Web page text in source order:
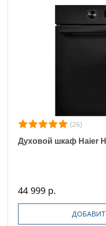
(26)
Духовой шкаф Haier
44 999 р.